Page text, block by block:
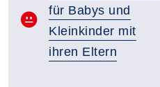
für Babys und
Kleinkinder mit
ihren Eltern